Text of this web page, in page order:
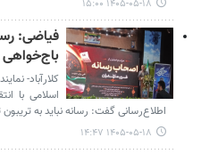
۱۴۰۵-۰۵-۱۸ ۱۵:۰۰
فیاضی:
کلارآباد-
اسلامی با
اطلاع‌رسانی گفت: رسانه نباید به
۱۴۰۵-۰۵-۱۸ ۱۴:۴۷